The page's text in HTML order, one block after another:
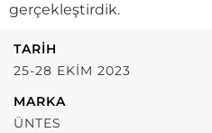
gerçekleştirdik.
TARIH
25-28 EKIM 2023
MARKA
ÜNTES